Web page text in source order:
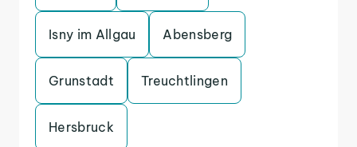
Isny im Allgau Abensberg
Grunstadt Treuchtlingen
Hersbruck